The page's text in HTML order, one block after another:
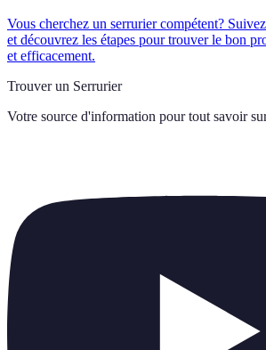
Vous cherchez un serrurier compétent?
et découvrez les étapes pour trouver le bon
et efficacement.
Trouver un Serrurier
Votre source d'information pour tout savoir